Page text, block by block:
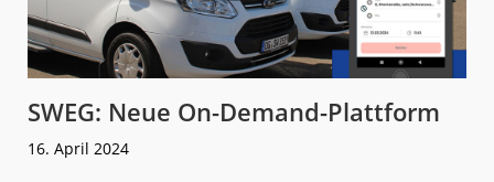
SWEG: Neue On-Demand-Plattform
16. April 2024